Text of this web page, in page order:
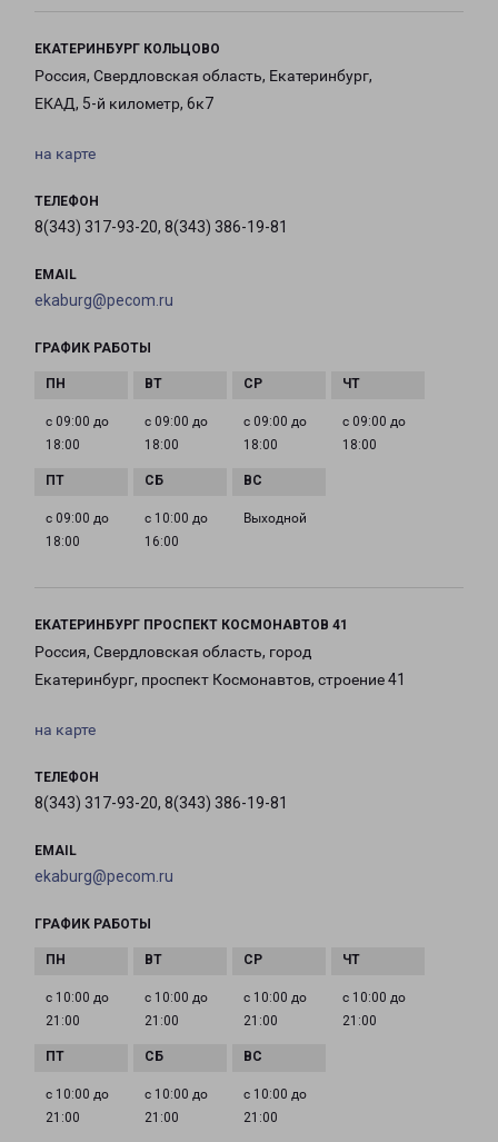
ЕКАТЕРИНБУРГ КОЛЬЦОВО
Россия, Свердловская область, Екатеринбург,
ЕКАД, 5-й километр, 6к7
на карте
ТЕЛЕФОН
8(343) 317-93-20, 8(343) 386-19-81
EMAIL
ekaburg@pecom.ru
ГРАФИК РАБОТЫ
с 09:00 до
18:00
с 09:00 до
18:00
с 09:00 до
18:00
с 09:00 до
18:00
с 09:00 до
18:00
с 10:00 до
16:00
Выходной
ЕКАТЕРИНБУРГ ПРОСПЕКТ КОСМОНАВТОВ 41
Россия, Свердловская область, город
Екатеринбург, проспект Космонавтов, строение 41
на карте
ТЕЛЕФОН
8(343) 317-93-20, 8(343) 386-19-81
EMAIL
ekaburg@pecom.ru
ГРАФИК РАБОТЫ
с 10:00 до
21:00
с 10:00 до
21:00
с 10:00 до
21:00
с 10:00 до
21:00
с 10:00 до
21:00
с 10:00 до
21:00
с 10:00 до
21:00